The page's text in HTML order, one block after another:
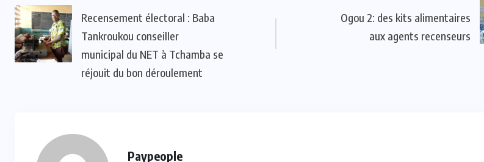
Recensement électoral : Baba
Tankroukou conseiller
municipal du NET à Tchamba se
réjouit du bon déroulement
Ogou 2: des kits alimentaires
aux agents recenseurs
Paypeople